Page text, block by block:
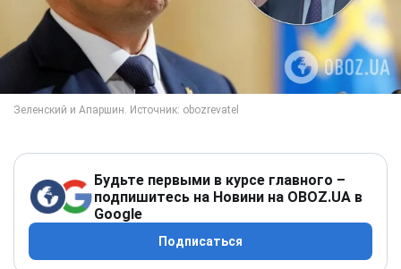
Будьте первыми в курсе главного –
подпишитесь на Новини на OBOZ.UA в
Google
Подписаться